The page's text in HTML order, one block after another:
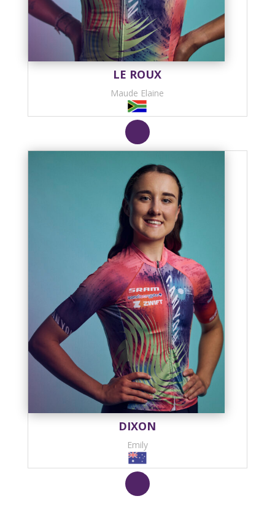
LE ROUX
Maude Elaine
DIXON
Emily